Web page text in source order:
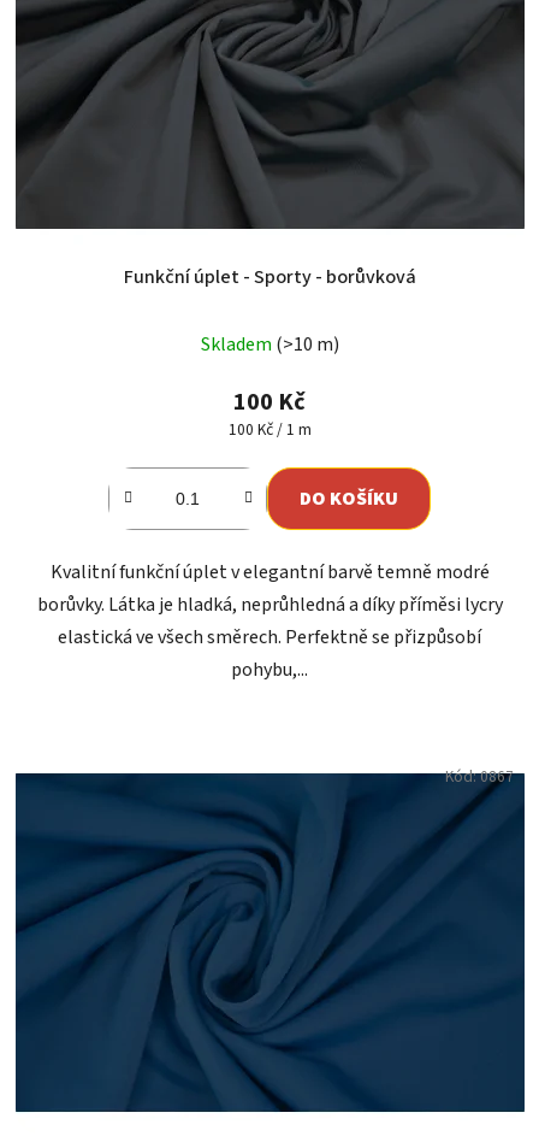
Funkční úplet - Sporty - borůvková
Skladem (>10 m)
100 Kč
Měrná
100 Kč / 1 m
DO KOŠÍKU
Kvalitní funkční úplet v elegantní barvě temně modré
borůvky. Látka je hladká, neprůhledná a díky příměsi lycry
elastická ve všech směrech. Perfektně se přizpůsobí
pohybu,...
Kód:0867